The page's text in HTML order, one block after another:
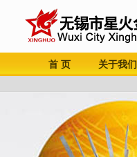
首 页 关于我们